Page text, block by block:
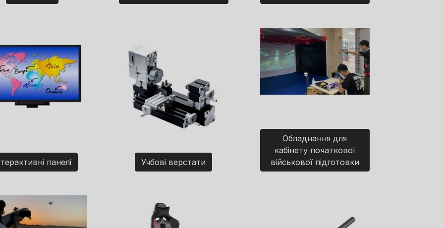
панелі Учбові верстати
Обладнання для
кабінету початкової
військової підготовки